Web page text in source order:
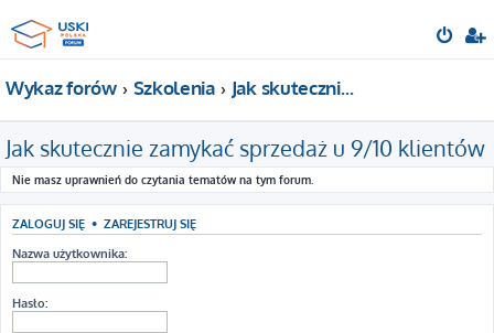
Wykaz forów Szkolenia Jak skutecznie zamykać sprzedaż u 9/10 klientów
Jak skutecznie zamykać sprzedaż u 9/10 klientów
Nie masz uprawnień do czytania tematów na tym forum.
ZALOGUJ SIĘ • ZAREJESTRUJ SIĘ
Nazwa użytkownika:
Hasło: